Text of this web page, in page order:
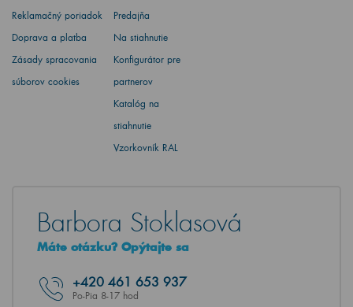
Reklamačný poriadok
Doprava a platba
Zásady spracovania
súborov cookies
Predajňa
Na stiahnutie
Konfigurátor pre
partnerov
Katalóg na
stiahnutie
Vzorkovník RAL
Barbora Stoklasová
Máte otázku? Opýtajte sa
+420 461 653 937
Po-Pia 8-17 hod